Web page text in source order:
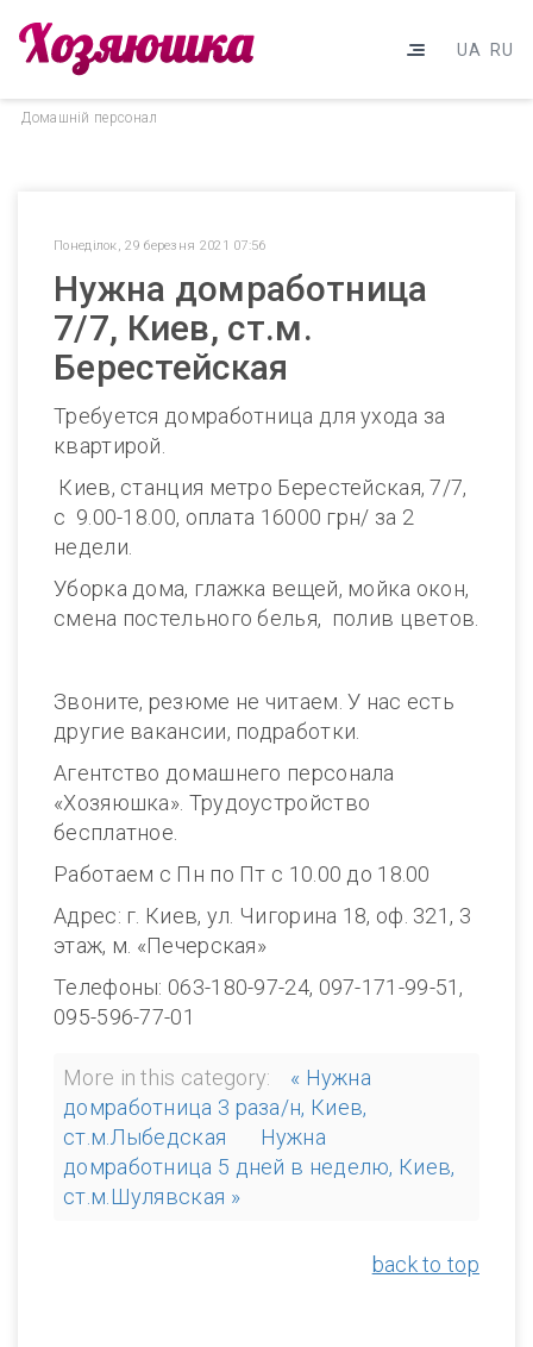
UA RU
Домашнiй персонал
Понеділок, 29 березня 2021 07:56
Нужна домработница
7/7, Киев, ст.м.
Берестейская
Требуется домработница для ухода за
квартирой.
Киев, станция метро Берестейская, 7/7,
с 9.00-18.00, оплата 16000 грн/ за 2
недели.
Уборка дома, глажка вещей, мойка окон,
смена постельного белья, полив цветов.
Звоните, резюме не читаем. У нас есть
другие вакансии, подработки.
Агентство домашнего персонала
«Хозяюшка». Трудоустройство
бесплатное.
Работаем с Пн по Пт с 10.00 до 18.00
Адрес: г. Киев, ул. Чигорина 18, оф. 321, 3
этаж, м. «Печерская»
Телефоны: 063-180-97-24, 097-171-99-51,
095-596-77-01
More in this category:
« Нужна
домработница 3 раза/н, Киев,
ст.м.Лыбедская
Нужна
домработница 5 дней в неделю, Киев,
ст.м.Шулявская »
back to top